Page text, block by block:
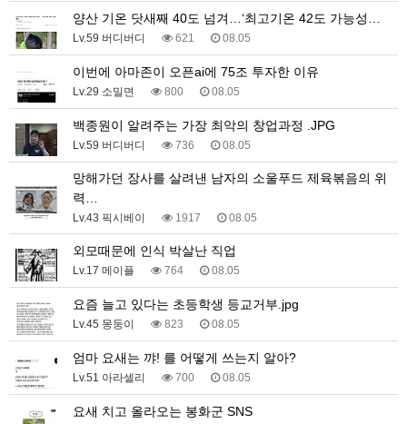
양산 기온 닷새째 40도 넘겨…‘최고기온 42도 가능성…
Lv.59 버디버디 621 08.05
이번에 아마존이 오픈ai에 75조 투자한 이유
Lv.29 소밀면 800 08.05
백종원이 알려주는 가장 최악의 창업과정 .JPG
Lv.59 버디버디 736 08.05
망해가던 장사를 살려낸 남자의 소울푸드 제육볶음의 위
력…
Lv.43 픽시베이 1917 08.05
외모때문에 인식 박살난 직업
Lv.17 메이플 764 08.05
요즘 늘고 있다는 초등학생 등교거부.jpg
Lv.45 몽둥이 823 08.05
엄마 요새는 꺄! 를 어떻게 쓰는지 알아?
Lv.51 아라셀리 700 08.05
요새 치고 올라오는 봉화군 SNS